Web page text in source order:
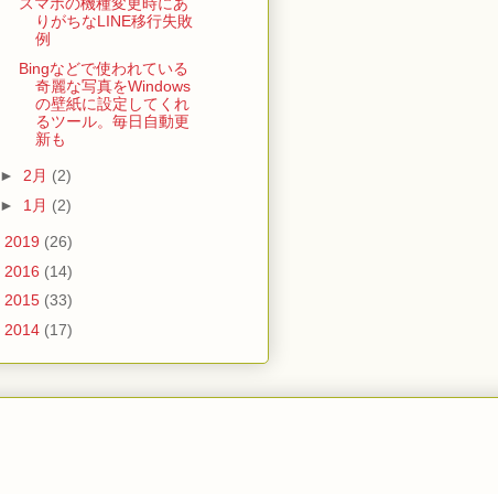
スマホの機種変更時にあ
りがちなLINE移行失敗
例
Bingなどで使われている
奇麗な写真をWindows
の壁紙に設定してくれ
るツール。毎日自動更
新も
► 2月 (2)
► 1月 (2)
2019 (26)
2016 (14)
2015 (33)
2014 (17)